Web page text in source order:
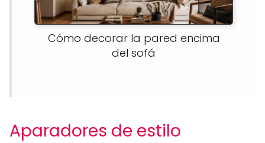
Cómo decorar la pared encima
del sofá
Aparadores de estilo